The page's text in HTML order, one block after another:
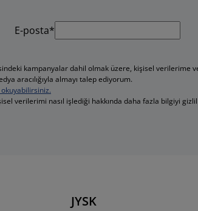
E-posta*
kampanyalar dahil olmak üzere, kişisel verilerime
aracılığıyla almayı talep ediyorum.
verilerimi nasıl işlediği hakkında daha fazla bilgiyi
JYSK